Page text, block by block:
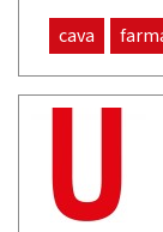
cava